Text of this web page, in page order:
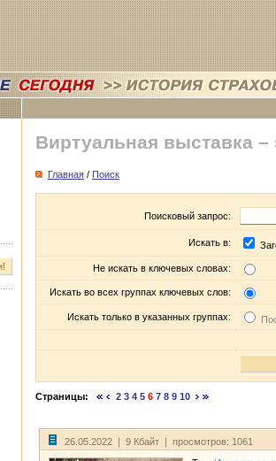
Виртуальная выставка –
Главная / Поиск
Поисковый запрос:
Искать в:
Не искать в ключевых словах:
Искать во всех группах ключевых слов:
Искать только в указанных группах:
Страницы: 2 3 4 5 6 7 8 9 10
26.05.2022 | 9 Кбайт | просмотров: 1061